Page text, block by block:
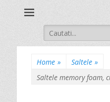
Search
for:
Home » Saltele »
Saltele memory foam,